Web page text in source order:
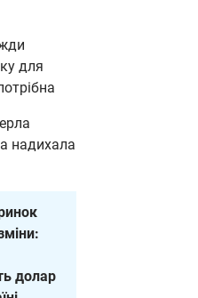
для
надихала
долар